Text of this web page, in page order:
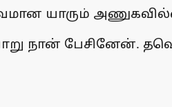
யாரும்
நான்